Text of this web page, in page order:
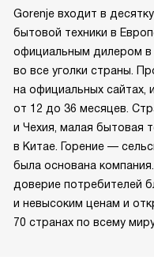
Gorenje входит в
бытовой техники в
официальным дилером в
во все уголки страны.
на официальных сайтах,
от 12 до 36 месяцев.
и Чехия, малая бытовая
в Китае. Горение —
была основана
доверие потребителей
и невысоким ценам и
70 странах по всему